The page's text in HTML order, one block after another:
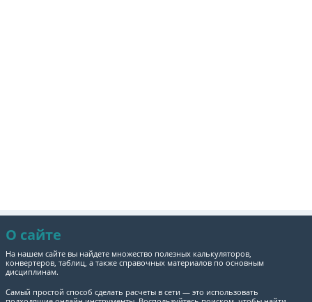
О сайте
На нашем сайте вы найдете множество полезных калькуляторов,
конвертеров, таблиц, а также справочных материалов по основным
дисциплинам.
Самый простой способ сделать расчеты в сети — это использовать